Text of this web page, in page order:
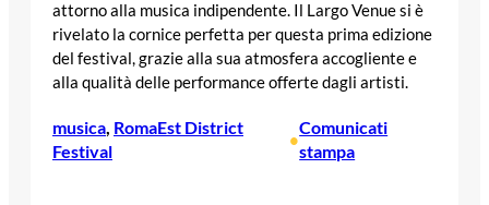
attorno alla musica indipendente. Il Largo Venue si è
rivelato la cornice perfetta per questa prima edizione
del festival, grazie alla sua atmosfera accogliente e
alla qualità delle performance offerte dagli artisti.
musica RomaEst District
Festival
•
Comunicati
stampa